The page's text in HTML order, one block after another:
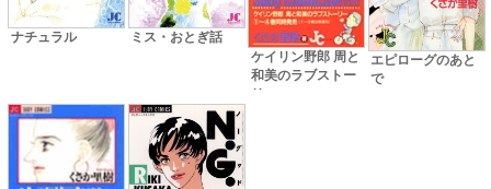
ナチュラル
ミス・おとぎ話
ケイリン野郎 周と
和美のラブストー
リー
エピローグのあと
で